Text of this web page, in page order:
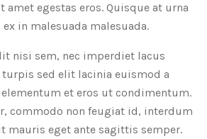
amet egestas eros. Quisque at urna
in malesuada malesuada.
nisi sem, nec imperdiet lacus
sed elit lacinia euismod a
et eros ut condimentum.
commodo non feugiat id, interdum
mauris eget ante sagittis semper.